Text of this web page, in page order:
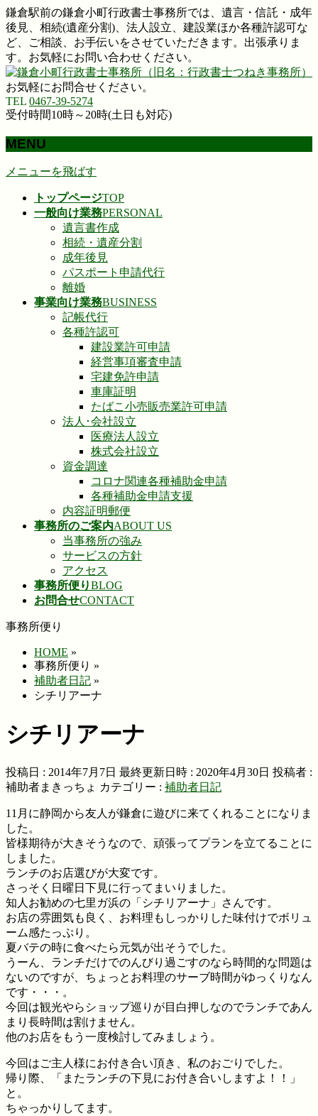
鎌倉駅前の鎌倉小町行政書士事務所では、遺言・信託・成年
後見、相続(遺産分割)、法人設立、建設業ほか各種許認可な
ど、ご相談、お手伝いをさせていただきます。出張承りま
す。お気軽にお問い合わせください。
お気軽にお問合せください。
TEL 0467-39-5274
受付時間10時～20時(土日も対応)
MENU
メニューを飛ばす
トップページTOP
一般向け業務PERSONAL
遺言書作成
相続・遺産分割
成年後見
パスポート申請代行
離婚
事業向け業務BUSINESS
記帳代行
各種許認可
建設業許可申請
経営事項審査申請
宅建免許申請
車庫証明
たばこ小売販売業許可申請
法人･会社設立
医療法人設立
株式会社設立
資金調達
コロナ関連各種補助金申請
各種補助金申請支援
内容証明郵便
事務所のご案内ABOUT US
当事務所の強み
サービスの方針
アクセス
事務所便りBLOG
お問合せCONTACT
事務所便り
HOME »
事務所便り »
補助者日記 »
シチリアーナ
シチリアーナ
投稿日 : 2014年7月7日 最終更新日時 : 2020年4月30日 投稿者 :
補助者まきっちょ カテゴリー : 補助者日記
11月に静岡から友人が鎌倉に遊びに来てくれることになりま
した。
皆様期待が大きそうなので、頑張ってプランを立てることに
しました。
ランチのお店選びが大変です。
さっそく日曜日下見に行ってまいりました。
知人お勧めの七里ガ浜の「シチリアーナ」さんです。
お店の雰囲気も良く、お料理もしっかりした味付けでボリュ
ーム感たっぷり。
夏バテの時に食べたら元気が出そうでした。
うーん、ランチだけでのんびり過ごすのなら時間的な問題は
ないのですが、ちょっとお料理のサーブ時間がゆっくりなん
です・・・。
今回は観光やらショップ巡りが目白押しなのでランチであん
まり長時間は割けません。
他のお店をもう一度検討してみましょう。
今回はご主人様にお付き合い頂き、私のおごりでした。
帰り際、「またランチの下見にお付き合いしますよ！！」
と。
ちゃっかりしてます。